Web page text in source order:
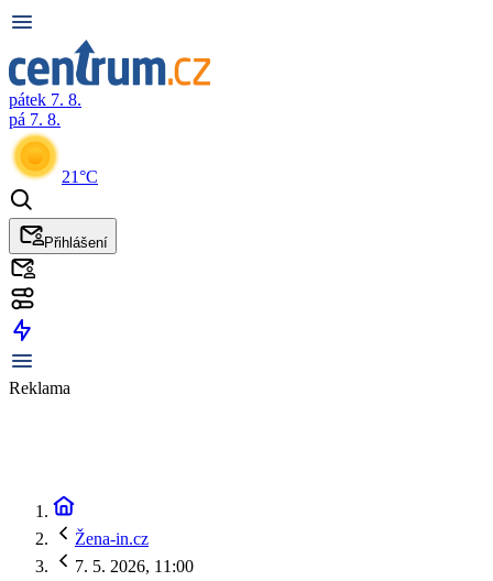
pátek 7. 8.
pá 7. 8.
21°C
Přihlášení
Reklama
Žena-in.cz
7. 5. 2026, 11:00